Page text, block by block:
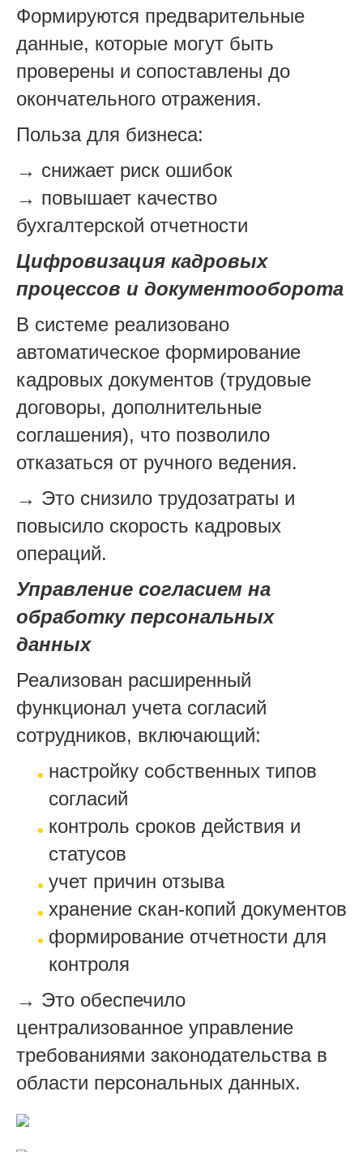
Формируются предварительные
данные, которые могут быть
проверены и сопоставлены до
окончательного отражения.
Польза для бизнеса:
→ снижает риск ошибок
→ повышает качество
бухгалтерской отчетности
Цифровизация кадровых
процессов и документооборота
В системе реализовано
автоматическое формирование
кадровых документов (трудовые
договоры, дополнительные
соглашения), что позволило
отказаться от ручного ведения.
→ Это снизило трудозатраты и
повысило скорость кадровых
операций.
Управление согласием на
обработку персональных
данных
Реализован расширенный
функционал учета согласий
сотрудников, включающий:
настройку собственных типов
согласий
контроль сроков действия и
статусов
учет причин отзыва
хранение скан-копий документов
формирование отчетности для
контроля
→ Это обеспечило
централизованное управление
требованиями законодательства в
области персональных данных.